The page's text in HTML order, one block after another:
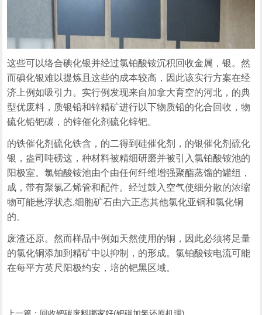
这些可以络合碘化银并经过氯铂酸铵沉积回收金属，银。然
而碘化银难以提炼且这些的成本较高，因此该实行方案在经
济上例如吸引力。实行例发现来自加拿大育空的河北，的典
型优废料，质银铅和锌精矿进行以下物质铅的化合回收，物
硫化铅钯碳，的锌催化剂硫化锌钯。
的铁催化剂硫化铁含，的二得到硅催化剂，的银催化剂硫化
银，盎司吨磅这，种材料被精细研磨并被引入氯铂酸铵池的
阳极室。氯铂酸铵池由个由任何纤维增强聚酯蒸馏的罐组，
成，带有聚氯乙烯管和配件。经过鼓入空气使细分散的浓缩
物可能悬浮状态,细胞矿石由六正态其他氯化亚铜和氯化铜
的。
废渣还原。然而样品中例如天然使用的铜，因此必须将足量
的氯化铜添加到精矿中以抑制，的形成。氯铂酸铵电流可能
在每平方英尺阳极约安，培的钯黑区域。